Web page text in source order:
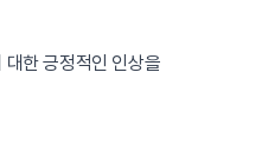
한 긍정적인 인상을